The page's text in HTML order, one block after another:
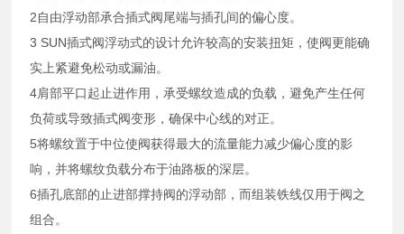
2自由浮动部承合插式阀尾端与插孔间的偏心度。
3 SUN插式阀浮动式的设计允许较高的安装扭矩，使阀更能确
实上紧避免松动或漏油。
4肩部平口起止进作用，承受螺纹造成的负载，避免产生任何
负荷或导致插式阀变形，确保中心线的对正。
5将螺纹置于中位使阀获得最大的流量能力减少偏心度的影
响，并将螺纹负载分布于油路板的深层。
6插孔底部的止进部撑持阀的浮动部，而组装铁线仅用于阀之
组合。